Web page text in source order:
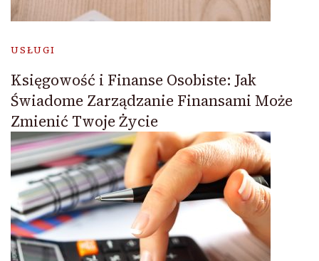
USŁUGI
Księgowość i Finanse Osobiste: Jak
Świadome Zarządzanie Finansami Może
Zmienić Twoje Życie